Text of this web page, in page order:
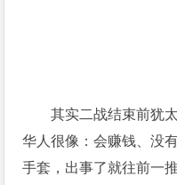
其实二战结束前犹
华人很像：会赚钱、没
手套，出事了就往前一